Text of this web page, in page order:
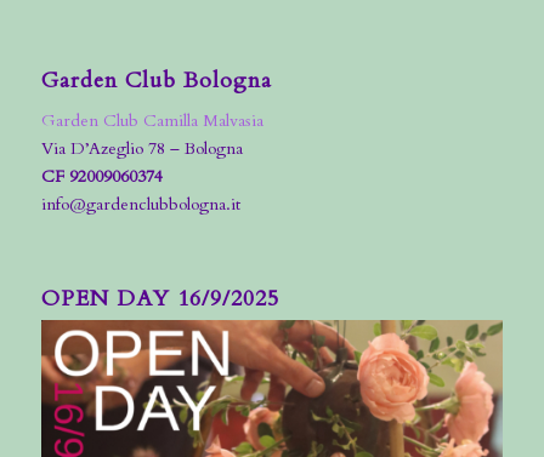
Garden Club Bologna
Garden Club Camilla Malvasia
Via D’Azeglio 78 – Bologna
CF 92009060374
info@gardenclubbologna.it
OPEN DAY 16/9/2025